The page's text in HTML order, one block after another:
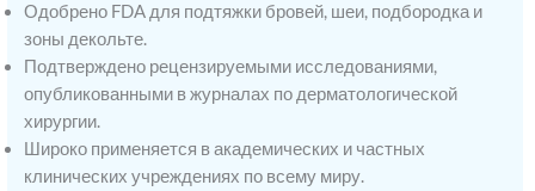
Одобрено FDA для подтяжки бровей, шеи, подбородка и
зоны декольте.
Подтверждено рецензируемыми исследованиями,
опубликованными в журналах по дерматологической
хирургии.
Широко применяется в академических и частных
клинических учреждениях по всему миру.